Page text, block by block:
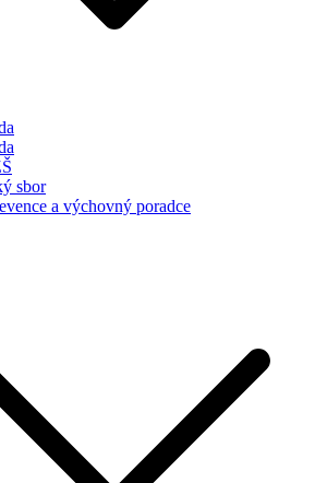
sbor
a výchovný poradce